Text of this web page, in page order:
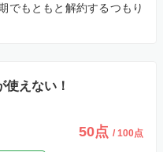
でもともと解約するつもり
使えない！
50点 / 100点